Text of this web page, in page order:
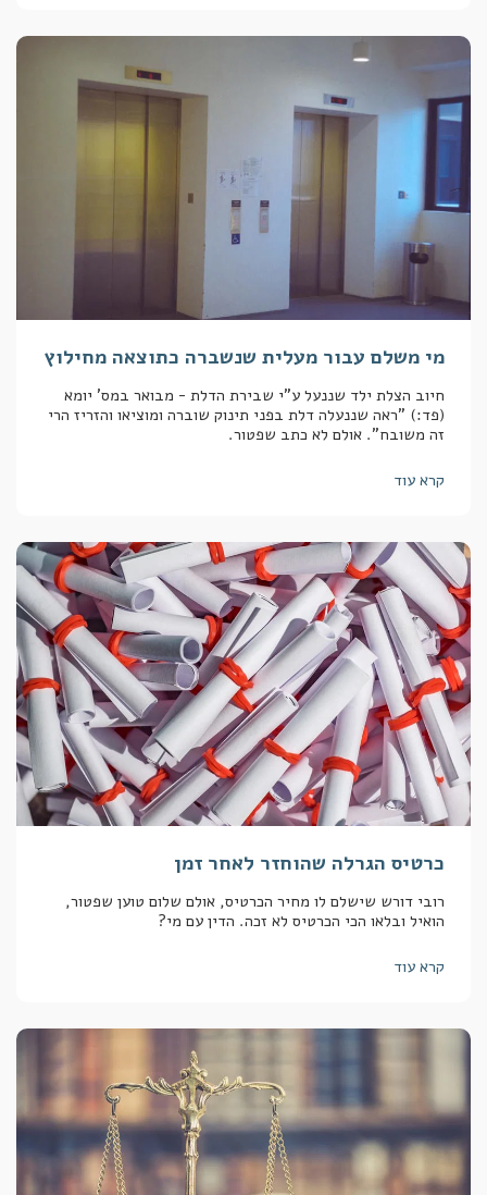
מי משלם עבור מעלית שנשברה כתוצאה מחילוץ
חיוב הצלת ילד שננעל ע"י שבירת הדלת - מבואר במס' יומא
(פד:) "ראה שננעלה דלת בפני תינוק שוברה ומוציאו והזריז הרי
זה משובח". אולם לא כתב שפטור.
קרא עוד
כרטיס הגרלה שהוחזר לאחר זמן
רובי דורש שישלם לו מחיר הכרטיס, אולם שלום טוען שפטור,
הואיל ובלאו הכי הכרטיס לא זכה. הדין עם מי?
קרא עוד